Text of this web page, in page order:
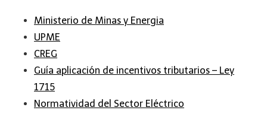
Ministerio de Minas y Energia
UPME
CREG
Guía aplicación de incentivos tributarios – Ley
1715
Normatividad del Sector Eléctrico